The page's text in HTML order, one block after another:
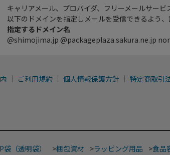
キャリアメール、プロバイダ、フリーメールサー
以下のドメインを指定しメールを受信できるよう、
指定するドメイン名
@shimojima.jp @packageplaza.sakura.ne.jp
ご利用規約 個人情報保護方針 特定商取引
袋（透明袋） >梱包資材 >ラッピング用品 >食品